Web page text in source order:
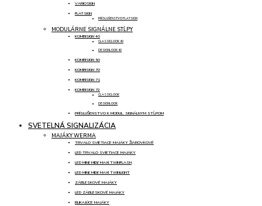
VARIOSIGN
FLATSIGN
PRÍSLUŠENSTVO FLATSIGN
MODULÁRNE SIGNÁLNE STĹPY
KOMBISIGN 40
CLASSICLOOK 40
DESIGNLOOK 40
KOMBISIGN 50
KOMBISIGN 70
KOMBISIGN 71
KOMBISIGN 72
CLASSICLOOK
DESIGNLOOK
PRÍSLUŠENSTVO K MODUL. SIGNÁLNYM STĹPOM
SVETELNÁ SIGNALIZÁCIA
MAJÁKY WERMA
TRVALO SVIETIACE MAJÁKY ŽIAROVKOVÉ
LED TRVALO SVIETIACE MAJÁKY
LED MINI/ MIDI/ MAXI TWINFLASH
LED MINI/ MIDI/ MAXI TWINLIGHT
ZÁBLESKOVÉ MAJÁKY
LED ZÁBLESKOVÉ MAJÁKY
BLIKAJÚCE MAJÁKY